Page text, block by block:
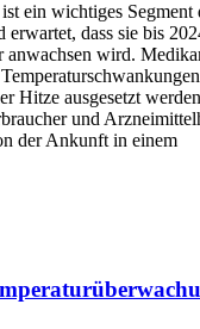
ein wichtiges Segment
erwartet, dass sie bis
wird.
Hitze ausgesetzt
und
der Ankunft in einem